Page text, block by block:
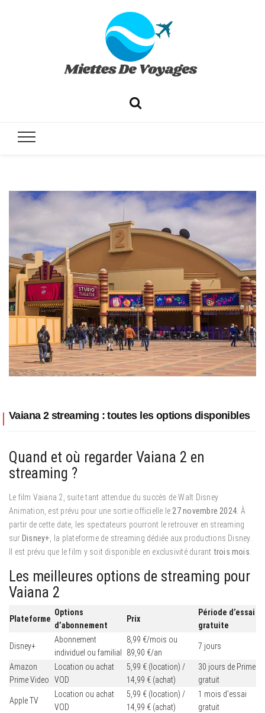
Vaiana 2 streaming : toutes les options disponibles
Quand et où regarder Vaiana 2 en
streaming ?
Le film Vaiana 2, suite tant attendue du succès de Walt Disney
Animation, est prévu pour une sortie officielle le 27 novembre 2024 . À
partir de cette date, les spectateurs pourront le retrouver en streaming
sur Disney+ , la plateforme de streaming dédiée aux productions Disney.
Il est prévu que le film y soit disponible en exclusivité durant trois mois
Les meilleures options de streaming pour
Vaiana 2
Plateforme
Options
d’abonnement
Prix
Période d’essai
gratuite
Disney+
Abonnement
individuel ou familial
8,99 €/mois ou
89,90 €/an
7 jours
Amazon
Prime Video
Location ou achat
VOD
5,99 € (location) /
14,99 € (achat)
30 jours de Prime
gratuit
Apple TV
Location ou achat
VOD
5,99 € (location) /
14,99 € (achat)
1 mois d’essai
gratuit